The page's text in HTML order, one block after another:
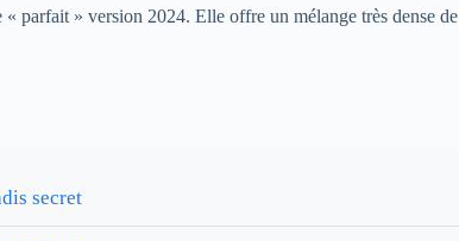
parfait » version 2024. Elle offre un mélange très dense de
secret